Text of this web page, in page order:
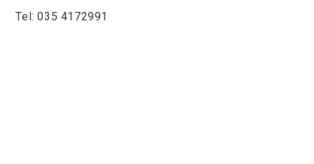
Tel: 035 4172991